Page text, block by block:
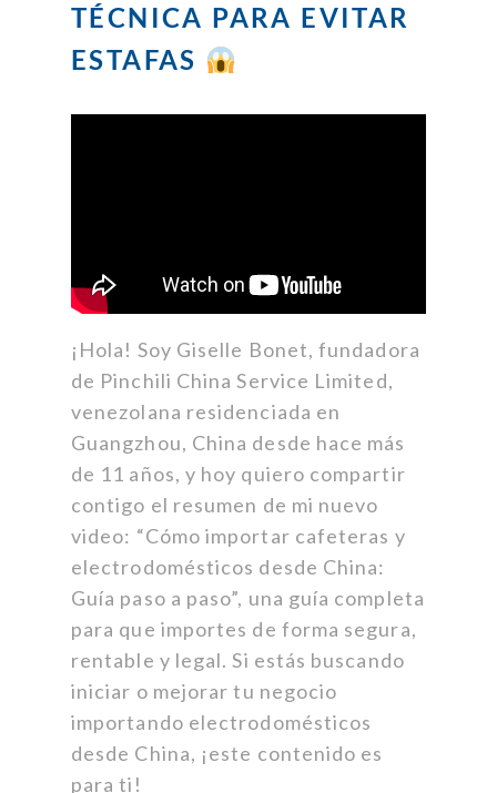
TÉCNICA PARA EVITAR
ESTAFAS
¡Hola! Soy Giselle Bonet, fundadora
de Pinchili China Service Limited,
venezolana residenciada en
Guangzhou, China desde hace más
de 11 años, y hoy quiero compartir
contigo el resumen de mi nuevo
video: “Cómo importar cafeteras y
electrodomésticos desde China:
Guía paso a paso”, una guía completa
para que importes de forma segura,
rentable y legal. Si estás buscando
iniciar o mejorar tu negocio
importando electrodomésticos
desde China, ¡este contenido es
para ti!